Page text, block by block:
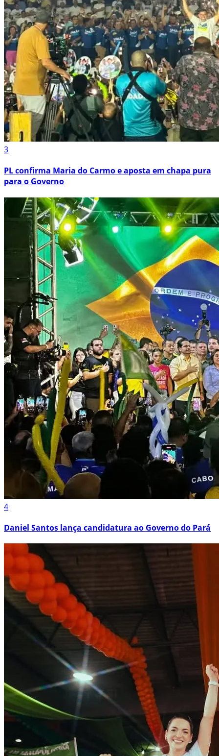
3
PL confirma Maria do Carmo e aposta em chapa pura
para o Governo
4
Daniel Santos lança candidatura ao Governo do Pará